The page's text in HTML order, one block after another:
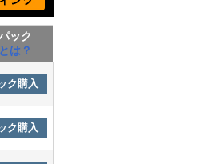
ック
は？
ク購入
ク購入